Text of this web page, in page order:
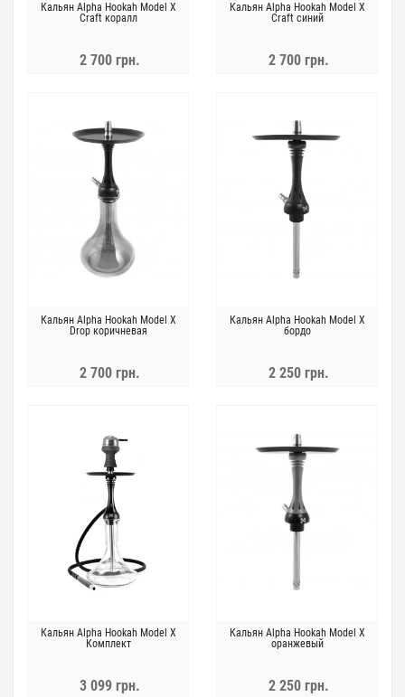
Кальян Alpha Hookah Model X
Craft коралл
2 700 грн.
Кальян Alpha Hookah Model X
Craft синий
2 700 грн.
Кальян Alpha Hookah Model X
Drop коричневая
2 700 грн.
Кальян Alpha Hookah Model X
бордо
2 250 грн.
Кальян Alpha Hookah Model X
Комплект
3 099 грн.
Кальян Alpha Hookah Model X
оранжевый
2 250 грн.